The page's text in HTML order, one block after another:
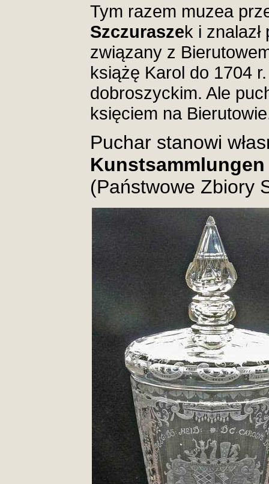
Tym razem muzea
Szczuraszek i
związany z
książę Karol do 1704
dobroszyckim. Ale
księciem na
Puchar stanowi
(Państwowe Zbiory